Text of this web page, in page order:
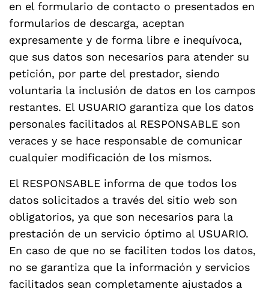
en el formulario de contacto o presentados en
formularios de descarga, aceptan
expresamente y de forma libre e inequívoca,
que sus datos son necesarios para atender su
petición, por parte del prestador, siendo
voluntaria la inclusión de datos en los campos
restantes. El USUARIO garantiza que los datos
personales facilitados al RESPONSABLE son
veraces y se hace responsable de comunicar
cualquier modificación de los mismos.
El RESPONSABLE informa de que todos los
datos solicitados a través del sitio web son
obligatorios, ya que son necesarios para la
prestación de un servicio óptimo al USUARIO.
En caso de que no se faciliten todos los datos,
no se garantiza que la información y servicios
facilitados sean completamente ajustados a